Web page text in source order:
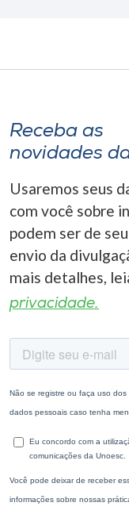
Receba as
novidades
Usaremos seus
com você sobre
podem ser de
envio da
mais detalhes,
privacidade.